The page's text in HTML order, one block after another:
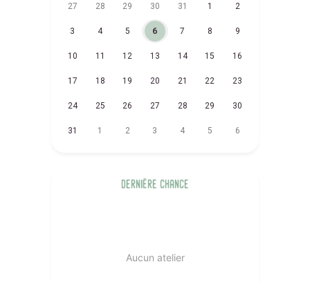
27 28 29 30 31 1 2
3 4 5 6 7 8 9
10 11 12 13 14 15 16
17 18 19 20 21 22 23
24 25 26 27 28 29 30
31 1 2 3 4 5 6
dernière chance
Aucun atelier